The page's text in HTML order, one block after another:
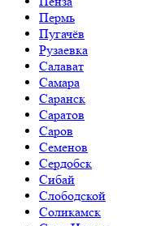
Пермь
Пугачёв
Рузаевка
Салават
Самара
Саранск
Саратов
Саров
Семенов
Сердобск
Сибай
Слободской
Соликамск